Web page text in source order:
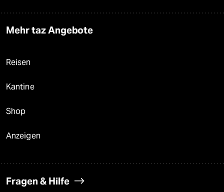
Mehr taz Angebote
Reisen
Kantine
Shop
Anzeigen
Fragen & Hilfe